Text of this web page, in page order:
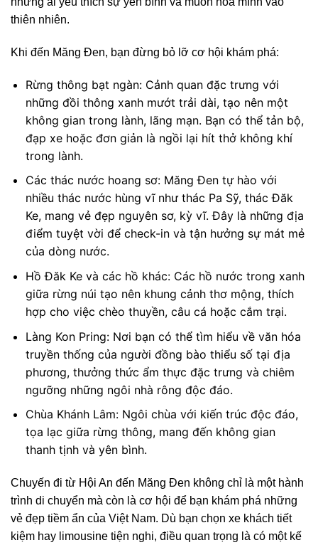
thiên nhiên.
Khi đến Măng Đen, bạn đừng bỏ lỡ cơ hội khám phá:
Rừng thông bạt ngàn: Cảnh quan đặc trưng với
những đồi thông xanh mướt trải dài, tạo nên một
không gian trong lành, lãng mạn. Bạn có thể tản bộ,
đạp xe hoặc đơn giản là ngồi lại hít thở không khí
trong lành.
Các thác nước hoang sơ: Măng Đen tự hào với
nhiều thác nước hùng vĩ như thác Pa Sỹ, thác Đăk
Ke, mang vẻ đẹp nguyên sơ, kỳ vĩ. Đây là những địa
điểm tuyệt vời để check-in và tận hưởng sự mát mẻ
của dòng nước.
Hồ Đăk Ke và các hồ khác: Các hồ nước trong xanh
giữa rừng núi tạo nên khung cảnh thơ mộng, thích
hợp cho việc chèo thuyền, câu cá hoặc cắm trại.
Làng Kon Pring: Nơi bạn có thể tìm hiểu về văn hóa
truyền thống của người đồng bào thiểu số tại địa
phương, thưởng thức ẩm thực đặc trưng và chiêm
ngưỡng những ngôi nhà rông độc đáo.
Chùa Khánh Lâm: Ngôi chùa với kiến trúc độc đáo,
tọa lạc giữa rừng thông, mang đến không gian
thanh tịnh và yên bình.
Chuyến đi từ Hội An đến Măng Đen không chỉ là một hành
trình di chuyển mà còn là cơ hội để bạn khám phá những
vẻ đẹp tiềm ẩn của Việt Nam. Dù bạn chọn xe khách tiết
kiệm hay limousine tiện nghi, điều quan trọng là có một kế